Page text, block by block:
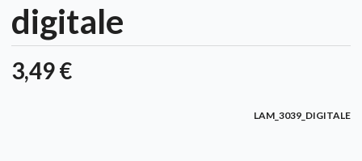
digitale
3,49 €
LAM_3039_DIGITALE